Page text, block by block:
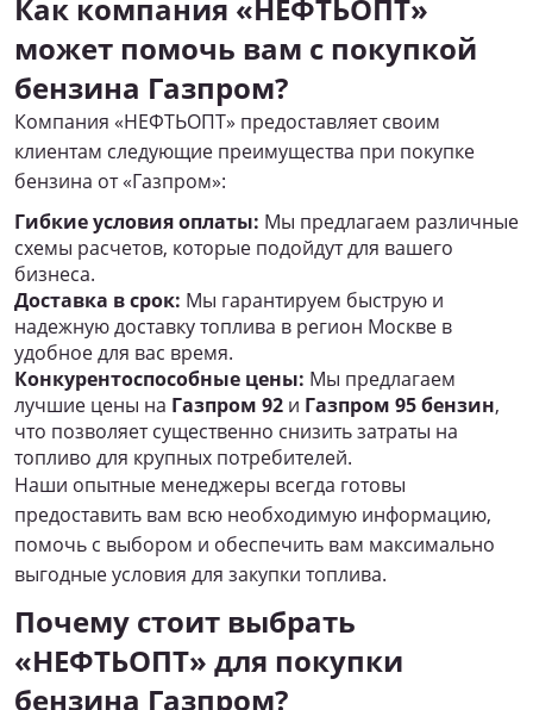
Как компания «НЕФТЬОПТ»
может помочь вам с покупкой
бензина Газпром?
Компания «НЕФТЬОПТ» предоставляет своим
клиентам следующие преимущества при покупке
бензина от «Газпром»:
Гибкие условия оплаты: Мы предлагаем различные
схемы расчетов, которые подойдут для вашего
бизнеса.
Доставка в срок: Мы гарантируем быструю и
надежную доставку топлива в регион Москве в
удобное для вас время.
Конкурентоспособные цены: Мы предлагаем
лучшие цены на Газпром 92 и Газпром 95 бензин,
что позволяет существенно снизить затраты на
топливо для крупных потребителей.
Наши опытные менеджеры всегда готовы
предоставить вам всю необходимую информацию,
помочь с выбором и обеспечить вам максимально
выгодные условия для закупки топлива.
Почему стоит выбрать
«НЕФТЬОПТ» для покупки
бензина Газпром?